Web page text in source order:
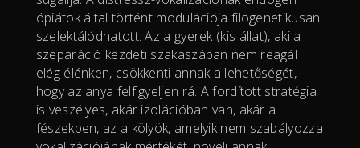
ópiátok által történt modulációja filogenetikusan
szelektálódhatott. Az a gyerek (kis állat), aki a
szeparáció kezdeti szakaszában nem reagál
elég élénken, csökkenti annak a lehetőségét,
hogy az anya felfigyeljen rá. A fordított stratégia
is veszélyes, akár izolációban van, akár a
fészekben, az a kölyök, amelyik nem szabályozza